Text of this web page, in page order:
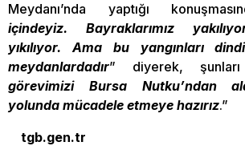
Meydanı’nda yaptığı
içindeyiz. Bayraklarımız
yıkılıyor. Ama bu yangınları
meydanlardadır” diyerek,
görevimizi Bursa Nutku’ndan
yolunda mücadele etmeye hazırız.”
tgb.gen.tr